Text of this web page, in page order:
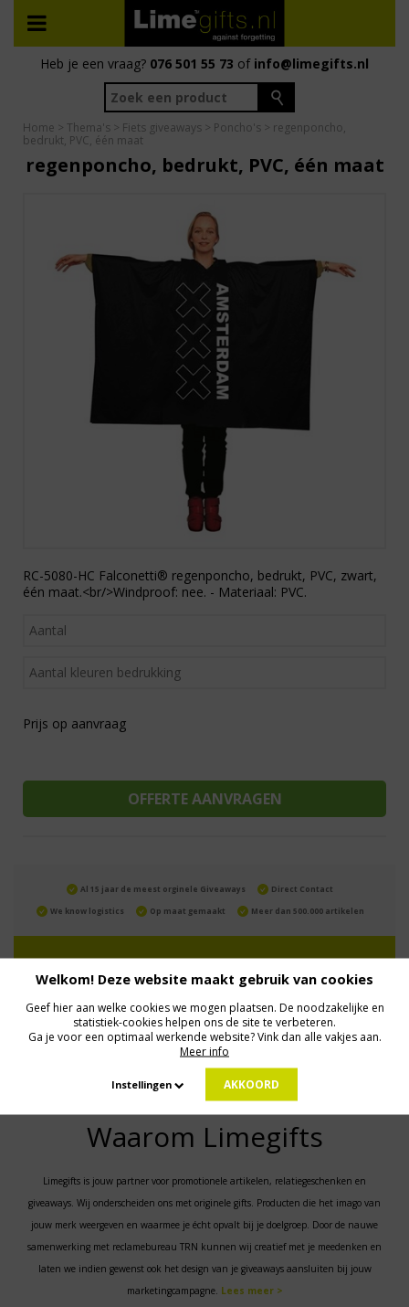
Heb je een vraag? 076 501 55 73 of info@limegifts.nl
Home > Thema's > Fiets giveaways > Poncho's > regenponcho,
bedrukt, PVC, één maat
regenponcho, bedrukt, PVC, één maat
RC-5080-HC Falconetti® regenponcho, bedrukt, PVC, zwart,
één maat.<br/>Windproof: nee. - Materiaal: PVC.
Prijs op aanvraag
Al 15 jaar de meest orginele Giveaways Direct Contact
We know logistics Op maat gemaakt Meer dan 500.000 artikelen
MELD JE AAN VOOR ONZE NIEUWSBRIEF
Profiteer van deals en een dosis inspiratie!
Geen zorgen: we gaan veilig met je gegevens om. Dat lees je in ons
Waarom Limegifts
Limegifts is jouw partner voor promotionele artikelen, relatiegeschenken en
giveaways. Wij onderscheiden ons met originele gifts. Producten die het imago van
jouw merk weergeven en waarmee je écht opvalt bij je doelgroep. Door de nauwe
samenwerking met reclamebureau TRN kunnen wij creatief met je meedenken en
laten we indien gewenst ook het design van je giveaways aansluiten bij jouw
marketingcampagne. Lees meer >
Welkom! Deze website maakt gebruik van cookies
Geef hier aan welke cookies we mogen plaatsen. De noodzakelijke en
statistiek-cookies helpen ons de site te verbeteren.
Ga je voor een optimaal werkende website? Vink dan alle vakjes aan.
Meer info
Instellingen AKKOORD